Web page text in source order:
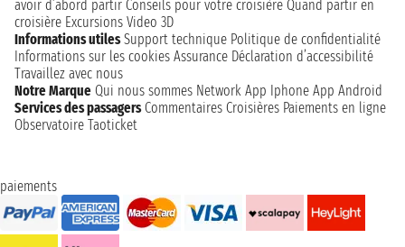
avoir d’abord partir Conseils pour votre croisière Quand partir en
croisière Excursions Video 3D
Informations utiles Support technique Politique de confidentialité
Informations sur les cookies Assurance Déclaration d’accessibilité
Travaillez avec nous
Notre Marque Qui nous sommes Network App Iphone App Android
Services des passagers Commentaires Croisières Paiements en ligne
Observatoire Taoticket
paiements